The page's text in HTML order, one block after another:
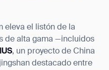
eleva el listón de la
de alta gama —incluidos
, un proyecto de China
destacado entre